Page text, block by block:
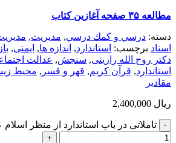
مطالعه ۳۵ صفحه آغازین کتاب
دسته: درسي و كمك درسي, مديريت,
اسناد برچسب: استاندارد, اندازه ها, ایمنی,
دکتر روح الله رازینی, سنجش, عدالت
استاندارد, قرآن کریم, قهر و قسر , محیط
مقادیر
ریال
تاملاتی در باب استاندارد از منظر اسلام